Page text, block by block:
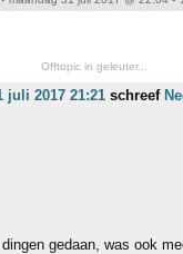
Offtopic in geleuter...
juli 2017 21:21 schreef
gedaan, was ook